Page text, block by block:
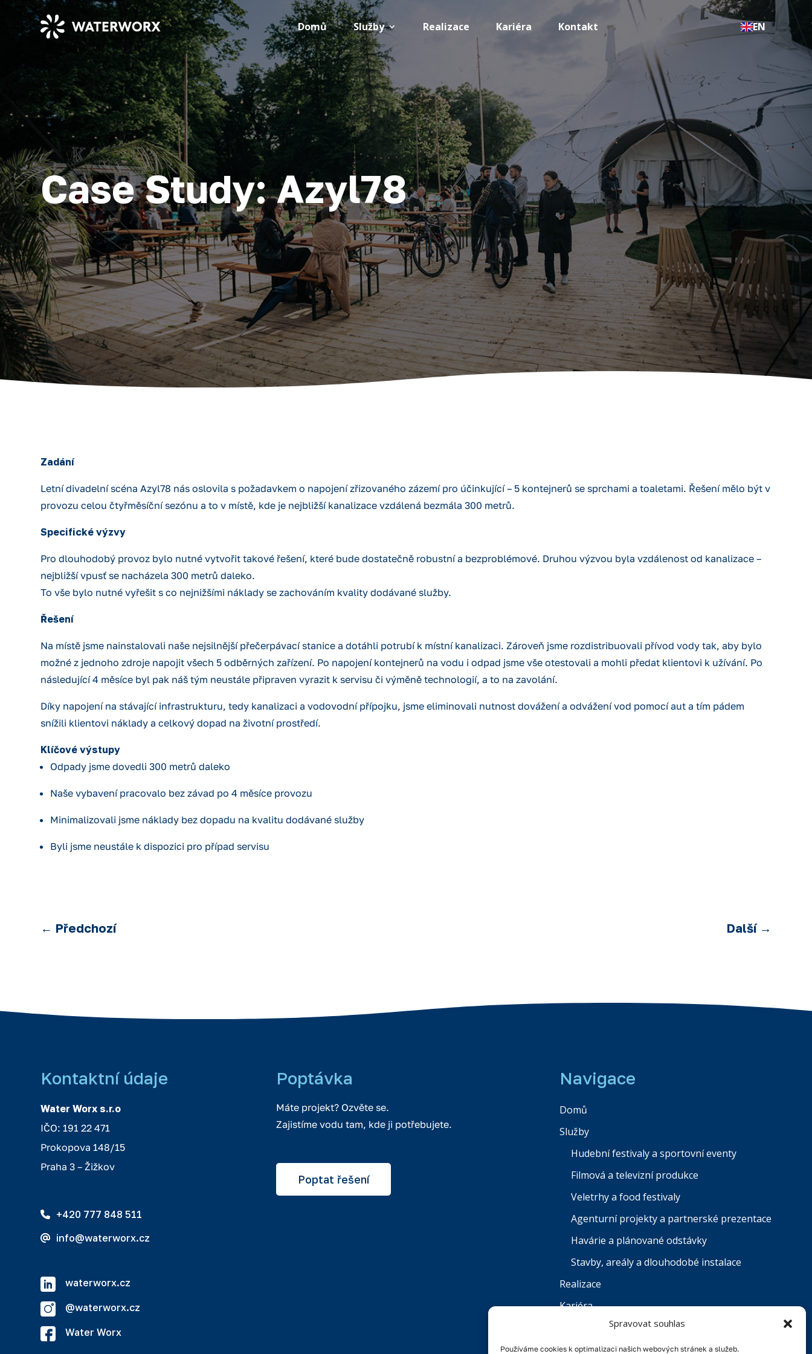
Spravovat souhlas
Používáme cookies k optimalizaci našich webových stránek a služeb.
Domů Služby Realizace Kariéra Kontakt EN
Case Study: Azyl78
Zadání
Letní divadelní scéna Azyl78 nás oslovila s požadavkem o napojení zřizovaného zázemí pro účinkující – 5 kontejnerů se sprchami a toaletami. Řešení mělo být v
provozu celou čtyřměsíční sezónu a to v místě, kde je nejbližší kanalizace vzdálená bezmála 300 metrů.
Specifické výzvy
Pro dlouhodobý provoz bylo nutné vytvořit takové řešení, které bude dostatečně robustní a bezproblémové. Druhou výzvou byla vzdálenost od kanalizace –
nejbližší vpusť se nacházela 300 metrů daleko.
To vše bylo nutné vyřešit s co nejnižšími náklady se zachováním kvality dodávané služby.
Řešení
Na místě jsme nainstalovali naše nejsilnější přečerpávací stanice a dotáhli potrubí k místní kanalizaci. Zároveň jsme rozdistribuovali přívod vody tak, aby bylo
možné z jednoho zdroje napojit všech 5 odběrných zařízení. Po napojení kontejnerů na vodu i odpad jsme vše otestovali a mohli předat klientovi k užívání. Po
následující 4 měsíce byl pak náš tým neustále připraven vyrazit k servisu či výměně technologií, a to na zavolání.
Díky napojení na stávající infrastrukturu, tedy kanalizaci a vodovodní přípojku, jsme eliminovali nutnost dovážení a odvážení vod pomocí aut a tím pádem
snížili klientovi náklady a celkový dopad na životní prostředí.
Klíčové výstupy
Odpady jsme dovedli 300 metrů daleko
Naše vybavení pracovalo bez závad po 4 měsíce provozu
Minimalizovali jsme náklady bez dopadu na kvalitu dodávané služby
Byli jsme neustále k dispozici pro případ servisu
← Předchozí Další→
Kontaktní údaje
Water Worx s.r.o
IČO: 191 22 471
Prokopova 148/15
Praha 3 – Žižkov
+420 777 848 511
info@waterworx.cz
waterworx.cz
@waterworx.cz
Water Worx
Poptávka
Máte projekt? Ozvěte se.
Zajistíme vodu tam, kde ji potřebujete.
Poptat řešení
Navigace
Domů
Služby
Hudební festivaly a sportovní eventy
Filmová a televizní produkce
Veletrhy a food festivaly
Agenturní projekty a partnerské prezentace
Havárie a plánované odstávky
Stavby, areály a dlouhodobé instalace
Realizace
Kariéra
English